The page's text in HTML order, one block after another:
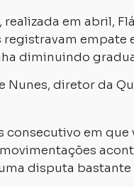
realizada em abril,
empate
diminuindo
Nunes, diretor da
consecutivo em
movimentações
disputa